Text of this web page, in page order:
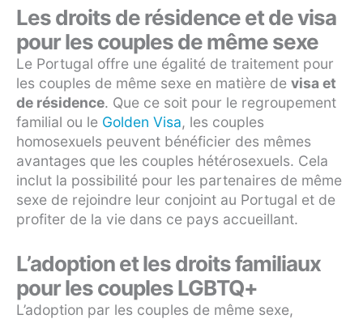
Les droits de résidence et de visa
pour les couples de même sexe
Le Portugal offre une égalité de traitement pour
les couples de même sexe en matière de visa et
de résidence. Que ce soit pour le regroupement
familial ou le Golden Visa, les couples
homosexuels peuvent bénéficier des mêmes
avantages que les couples hétérosexuels. Cela
inclut la possibilité pour les partenaires de même
sexe de rejoindre leur conjoint au Portugal et de
profiter de la vie dans ce pays accueillant.
L’adoption et les droits familiaux
pour les couples LGBTQ+
L’adoption par les couples de même sexe,